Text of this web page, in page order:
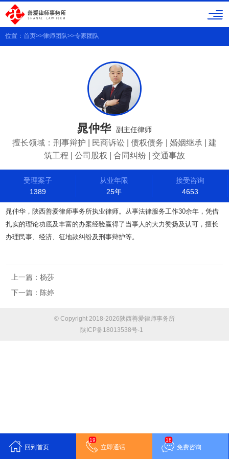
位置： 首页>>律师团队>>专家团队
晁仲华 副主任律师
擅长领域：刑事辩护 | 民商诉讼 | 债权债务 | 婚姻继承 | 建
筑工程 | 公司股权 | 合同纠纷 | 交通事故
受理案子
1389
从业年限
25年
接受咨询
4653
晁仲华，陕西善爱律师事务所执业律师。从事法律服务工作30余年，凭借
扎实的理论功底及丰富的办案经验赢得了当事人的大力赞扬及认可，擅长
办理民事、经济、征地款纠纷及刑事辩护等。
上一篇：杨莎
下一篇： 陈婷
© Copyright 2018-2026陕西善爱律师事务所
陕ICP备18013538号-1
回到首页
19
立即通话
18
免费咨询